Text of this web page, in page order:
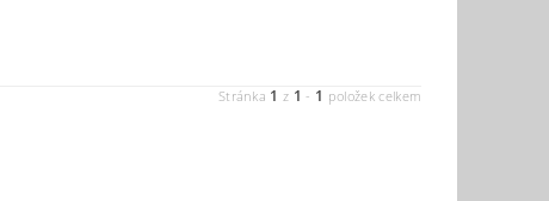
Stránka 1 z 1 - 1 položek celkem